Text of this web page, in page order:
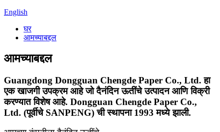
English
घर
आमच्याबद्दल
आमच्याबद्दल
Guangdong Dongguan Chengde Paper Co., Ltd. हा
एक खाजगी उपक्रम आहे जो दैनंदिन ऊतींचे उत्पादन आणि विक्री
करण्यात विशेष आहे. Dongguan Chengde Paper Co.,
Ltd. (पूर्वीचे SANPENG) ची स्थापना 1993 मध्ये झाली.